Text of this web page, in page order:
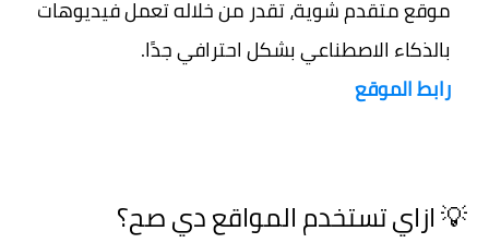
موقع متقدم شوية، تقدر من خلاله تعمل فيديوهات
بالذكاء الاصطناعي بشكل احترافي جدًا.
رابط الموقع
💡 ازاي تستخدم المواقع دي صح؟